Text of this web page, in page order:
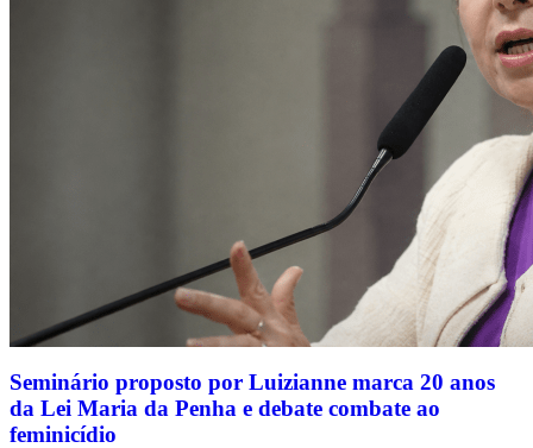
Seminário proposto por Luizianne marca 20 anos
da Lei Maria da Penha e debate combate ao
feminicídio